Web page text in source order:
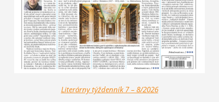
Literárny týždenník 7 – 8/2026